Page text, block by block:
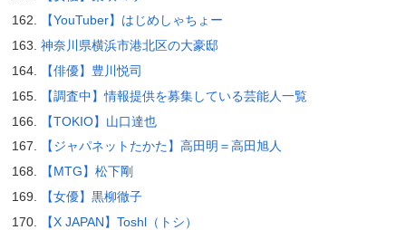
【YouTuber】はじめしゃちょー
神奈川県横浜市港北区の大豪邸
【俳優】豊川悦司
【調査中】情報提供を募集している芸能人一覧
【TOKIO】山口達也
【ジャパネットたかた】高田明＝高田旭人
【MTG】松下剛
【女優】黒柳徹子
【X JAPAN】Toshl（トシ）